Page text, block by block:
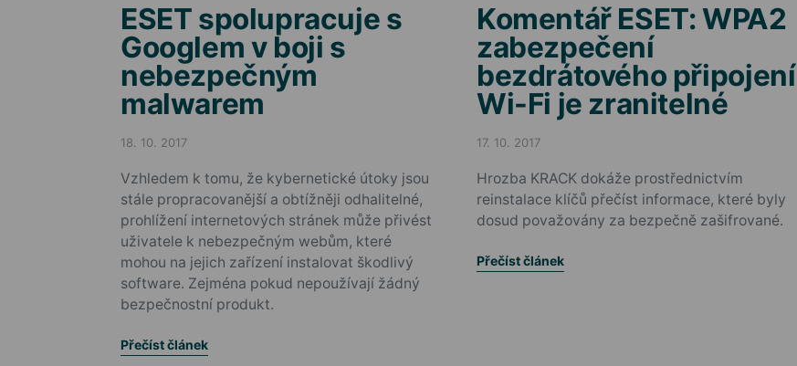
ESET spolupracuje s
Googlem v boji s
nebezpečným
malwarem
Posted on
18. 10. 2017
Vzhledem k tomu, že kybernetické útoky jsou
stále propracovanější a obtížněji odhalitelné,
prohlížení internetových stránek může přivést
uživatele k nebezpečným webům, které
mohou na jejich zařízení instalovat škodlivý
software. Zejména pokud nepoužívají žádný
bezpečnostní produkt.
Přečíst článek
Komentář ESET: WPA2
zabezpečení
bezdrátového připojení
Wi-Fi je zranitelné
Posted on
17. 10. 2017
Hrozba KRACK dokáže prostřednictvím
reinstalace klíčů přečíst informace, které byly
dosud považovány za bezpečně zašifrované.
Přečíst článek